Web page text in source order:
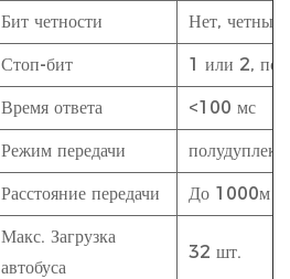
Бит четности Нет,
Стоп-бит 1 или 2, по
Время ответа <100 мс
Режим передачи полудуплекс
Расстояние передачи До 1000м
Макс. Загрузка
автобуса
32 шт.